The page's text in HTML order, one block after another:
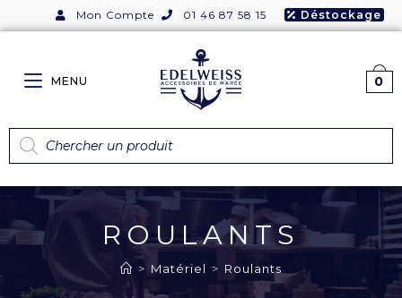
Mon Compte 01 46 87 58 15 Déstockage
MENU 0
ROULANTS
> Matériel > Roulants